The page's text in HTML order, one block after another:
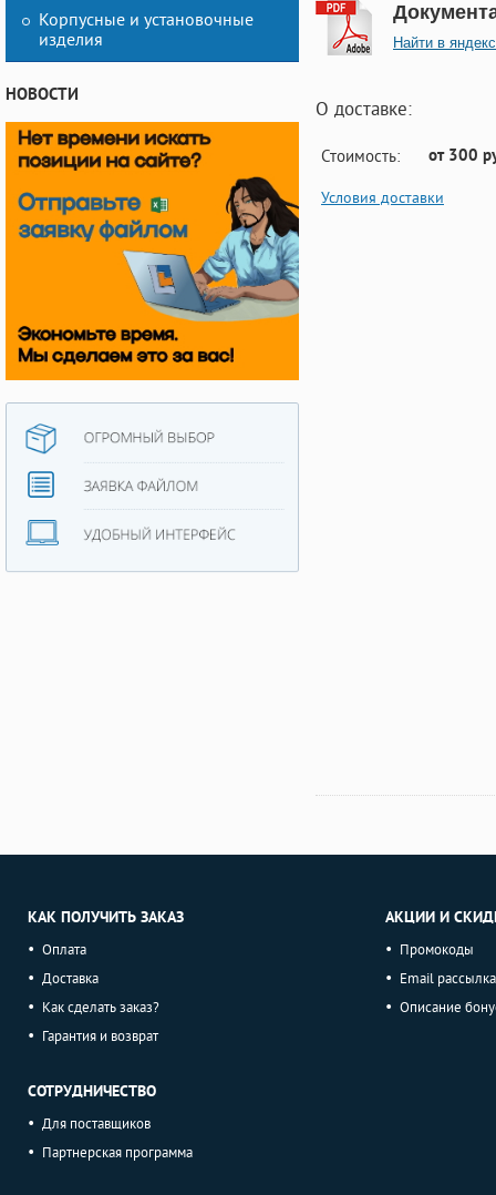
Корпусные и установочные
изделия
НОВОСТИ
Найти в яндекс
О доставке:
Стоимость: от 300
Условия доставки
КАК ПОЛУЧИТЬ ЗАКАЗ
Оплата
Доставка
Как сделать заказ?
Гарантия и возврат
СОТРУДНИЧЕСТВО
Для поставщиков
Партнерская программа
АКЦИИ И
Промокоды
Email рассылка
Описание